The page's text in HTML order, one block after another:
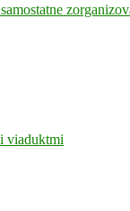
viaduktmi